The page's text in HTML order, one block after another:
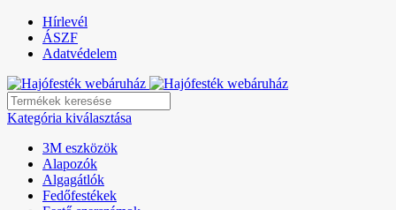
Hírlevél
ÁSZF
Adatvédelem
Kategória kiválasztása
3M eszközök
Alapozók
Algagátlók
Fedőfestékek